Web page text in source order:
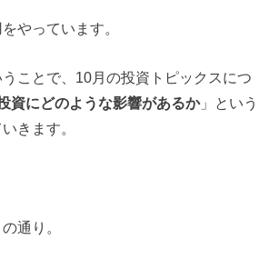
やっています。
ことで、10月の投資トピックスにつ
資にどのような影響があるか」という
きます。
通り。